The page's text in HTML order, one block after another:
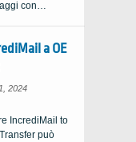
con…
a OE
2024
IncrediMail to
può